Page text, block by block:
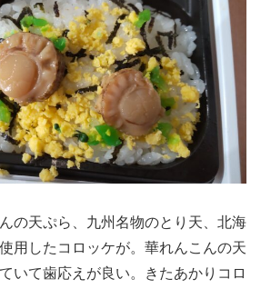
の天ぷら、九州名物のとり天、北海
用したコロッケが。華れんこんの天
いて歯応えが良い。きたあかりコロ